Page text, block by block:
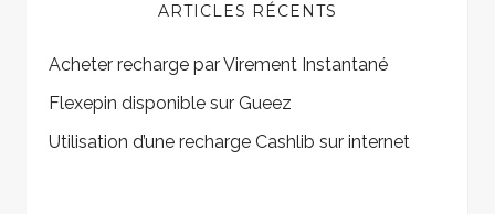
ARTICLES RÉCENTS
Acheter recharge par Virement Instantané
Flexepin disponible sur Gueez
Utilisation d’une recharge Cashlib sur internet